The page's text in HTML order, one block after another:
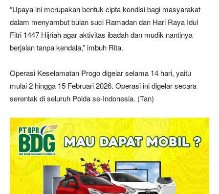
“Upaya ini merupakan bentuk cipta kondisi bagi masyarakat
dalam menyambut bulan suci Ramadan dan Hari Raya Idul
Fitri 1447 Hijriah agar aktivitas ibadah dan mudik nantinya
berjalan tanpa kendala,” imbuh Rita.
Operasi Keselamatan Progo digelar selama 14 hari, yaitu
mulai 2 hingga 15 Februari 2026. Operasi ini digelar secara
serentak di seluruh Polda se-Indonesia. (Tan)